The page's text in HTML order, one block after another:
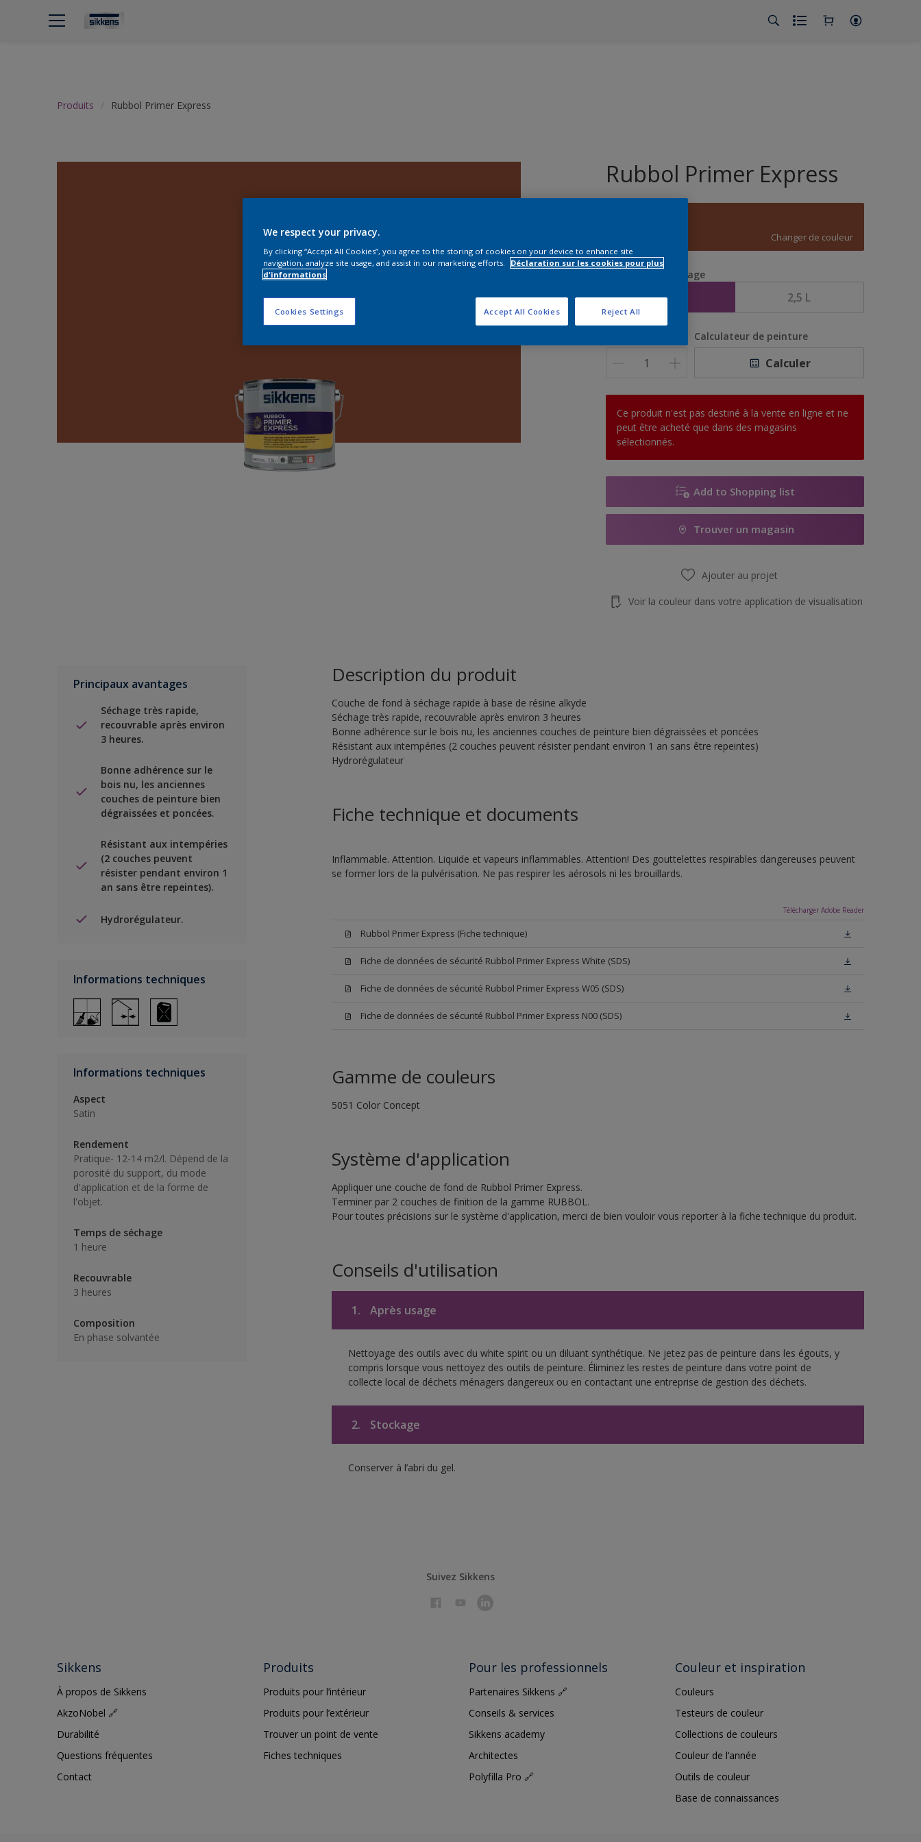
Produits Rubbol Primer Express
Rubbol Primer Express
Changer de couleur
Taille de l’emballage
1 L 2,5 L
Calculateur de peinture
Calculer
Ce produit n'est pas destiné à la vente en ligne et ne
peut être acheté que dans des magasins
sélectionnés.
Add to Shopping list
Trouver un magasin
Ajouter au projet
Voir la couleur dans votre application de visualisation
Principaux avantages
Séchage très rapide,
recouvrable après environ
3 heures.
Bonne adhérence sur le
bois nu, les anciennes
couches de peinture bien
dégraissées et poncées.
Résistant aux intempéries
(2 couches peuvent
résister pendant environ 1
an sans être repeintes).
Hydrorégulateur.
Informations techniques
Informations techniques
Aspect
Satin
Rendement
Pratique- 12-14 m2/l. Dépend de la
porosité du support, du mode
d'application et de la forme de
l'objet.
Temps de séchage
1 heure
Recouvrable
3 heures
Composition
En phase solvantée
Description du produit
Couche de fond à séchage rapide à base de résine alkyde
Séchage très rapide, recouvrable après environ 3 heures
Bonne adhérence sur le bois nu, les anciennes couches de peinture bien dégraissées et poncées
Résistant aux intempéries (2 couches peuvent résister pendant environ 1 an sans être repeintes)
Hydrorégulateur
Fiche technique et documents
Inflammable. Attention. Liquide et vapeurs inflammables. Attention! Des gouttelettes respirables dangereuses peuvent
se former lors de la pulvérisation. Ne pas respirer les aérosols ni les brouillards.
Télécharger Adobe Reader
Rubbol Primer Express (Fiche technique)
Fiche de données de sécurité Rubbol Primer Express White (SDS)
Fiche de données de sécurité Rubbol Primer Express W05 (SDS)
Fiche de données de sécurité Rubbol Primer Express N00 (SDS)
Gamme de couleurs
5051 Color Concept
Système d'application
Appliquer une couche de fond de Rubbol Primer Express.
Terminer par 2 couches de finition de la gamme RUBBOL.
Pour toutes précisions sur le système d'application, merci de bien vouloir vous reporter à la fiche technique du produit.
Conseils d'utilisation
1. Après usage
Nettoyage des outils avec du white spirit ou un diluant synthétique. Ne jetez pas de peinture dans les égouts, y
compris lorsque vous nettoyez des outils de peinture. Éliminez les restes de peinture dans votre point de
collecte local de déchets ménagers dangereux ou en contactant une entreprise de gestion des déchets.
2. Stockage
Conserver à l’abri du gel.
Suivez Sikkens
Sikkens
À propos de Sikkens
AkzoNobel 🔗
Durabilité
Questions fréquentes
Contact
Produits
Produits pour l’intérieur
Produits pour l’extérieur
Trouver un point de vente
Fiches techniques
Pour les professionnels
Partenaires Sikkens 🔗
Conseils & services
Sikkens academy
Architectes
Polyfilla Pro 🔗
Couleur et inspiration
Couleurs
Testeurs de couleur
Collections de couleurs
Couleur de l’année
Outils de couleur
Base de connaissances
We respect your privacy.
By clicking “Accept All Cookies”, you agree to the storing of cookies on your device to enhance site
navigation, analyze site usage, and assist in our marketing efforts.
Déclaration sur les cookies pour plus
d'informations
Cookies Settings Reject All
Accept All Cookies